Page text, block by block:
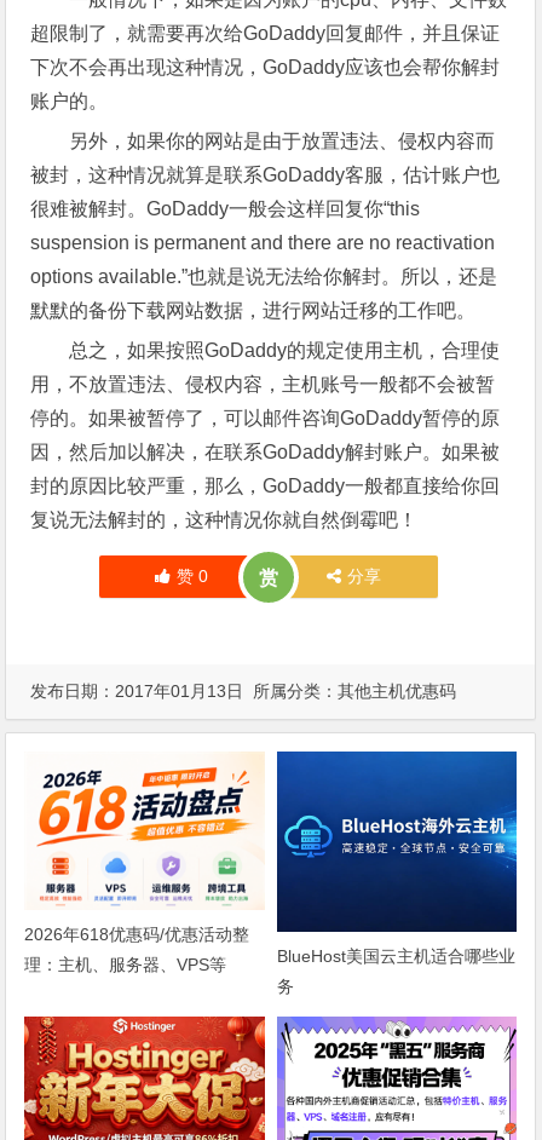
超限制了，就需要再次给GoDaddy回复邮件，并且保证
下次不会再出现这种情况，GoDaddy应该也会帮你解封
账户的。
另外，如果你的网站是由于放置违法、侵权内容而
被封，这种情况就算是联系GoDaddy客服，估计账户也
很难被解封。GoDaddy一般会这样回复你“this
suspension is permanent and there are no reactivation
options available.”也就是说无法给你解封。所以，还是
默默的备份下载网站数据，进行网站迁移的工作吧。
总之，如果按照GoDaddy的规定使用主机，合理使
用，不放置违法、侵权内容，主机账号一般都不会被暂
停的。如果被暂停了，可以邮件咨询GoDaddy暂停的原
因，然后加以解决，在联系GoDaddy解封账户。如果被
封的原因比较严重，那么，GoDaddy一般都直接给你回
复说无法解封的，这种情况你就自然倒霉吧！
赞 0 赏 分享
发布日期：2017年01月13日 所属分类：其他主机优惠码
2026年618优惠码/优惠活动整
理：主机、服务器、VPS等
BlueHost美国云主机适合哪些业
务